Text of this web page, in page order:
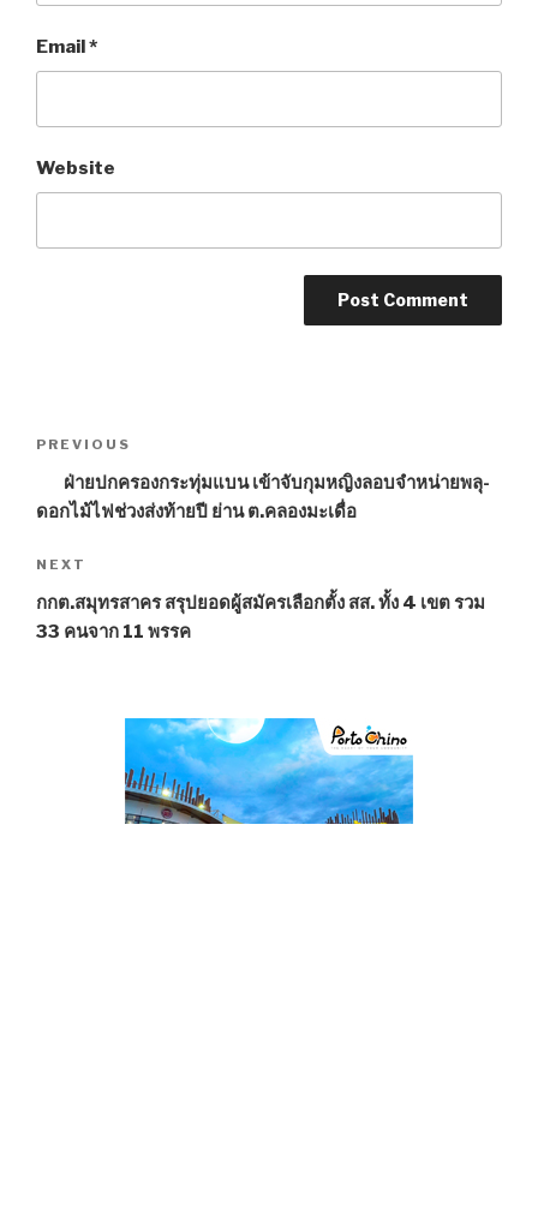
Email *
Website
Post
navigation
Previous
Post
PREVIOUS
ฝ่ายปกครองกระทุ่มแบน เข้าจับกุมหญิงลอบจำหน่ายพลุ-
ดอกไม้ไฟช่วงส่งท้ายปี ย่าน ต.คลองมะเดื่อ
Next
Post
NEXT
กกต.สมุทรสาคร สรุปยอดผู้สมัครเลือกตั้ง สส. ทั้ง 4 เขต รวม
33 คนจาก 11 พรรค